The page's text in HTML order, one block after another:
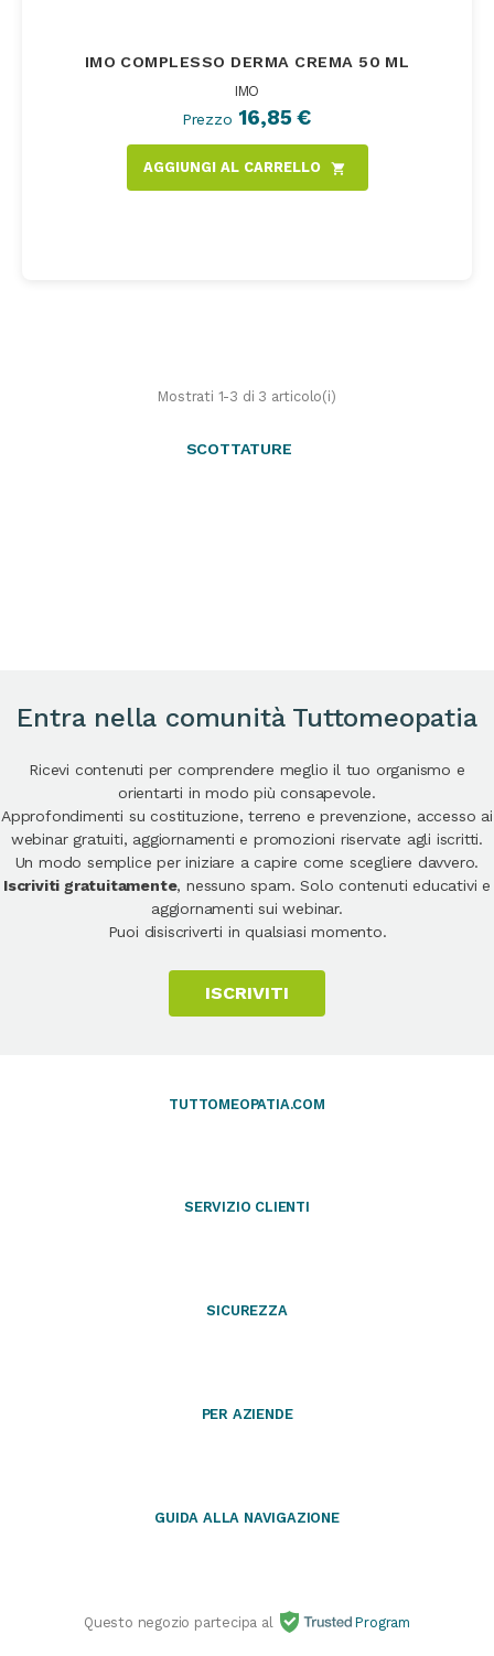
IMO COMPLESSO DERMA CREMA 50 ML
IMO
Prezzo 16,85 €
AGGIUNGI AL CARRELLO shopping_cart
Mostrati 1-3 di 3 articolo(i)
SCOTTATURE
Entra nella comunità Tuttomeopatia
Ricevi contenuti per comprendere meglio il tuo organismo e
orientarti in modo più consapevole.
Approfondimenti su costituzione, terreno e prevenzione, accesso ai
webinar gratuiti, aggiornamenti e promozioni riservate agli iscritti.
Un modo semplice per iniziare a capire come scegliere davvero.
Iscriviti gratuitamente, nessuno spam. Solo contenuti educativi e
aggiornamenti sui webinar.
Puoi disiscriverti in qualsiasi momento.
ISCRIVITI
TUTTOMEOPATIA.COM
SERVIZIO CLIENTI
SICUREZZA
PER AZIENDE
GUIDA ALLA NAVIGAZIONE
Questo negozio partecipa al Program